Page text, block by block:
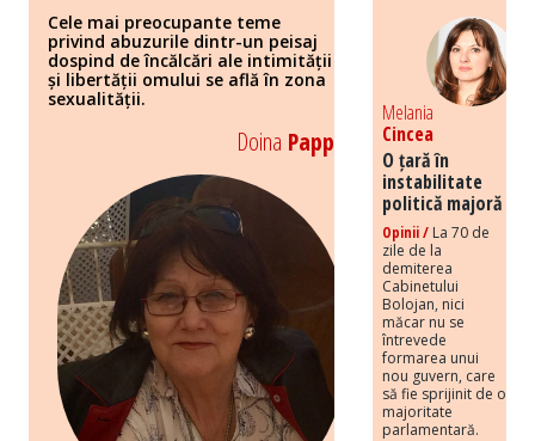
Cele mai preocupante teme
privind abuzurile dintr-un peisaj
dospind de încălcări ale intimității
și libertății omului se află în zona
sexualității.
Doina Papp
Melania
Cincea
O țară în
instabilitate
politică majoră
Opinii / La 70 de
zile de la
demiterea
Cabinetului
Bolojan, nici
măcar nu se
întrevede
formarea unui
nou guvern, care
să fie sprijinit de o
majoritate
parlamentară.